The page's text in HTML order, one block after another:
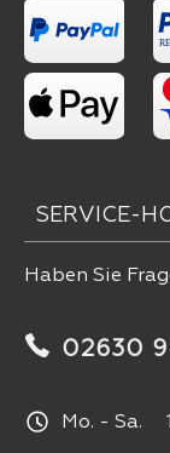
SERVICE-
Haben Sie
02630
Mo. - Sa.